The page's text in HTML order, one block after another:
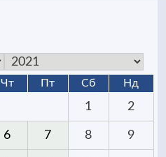
Чт Пт Сб Нд
1 2
6 7 8 9